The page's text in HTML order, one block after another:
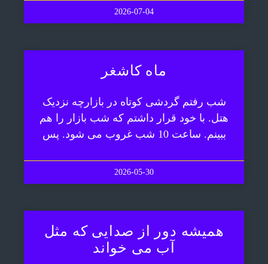
2026-07-04
ماه کاشغر
شب رفتم گردشی کوتاه در بازارچه نزدیک
هتل. با خود قرار داشتم که شب بازار را هم
ببینم. ساعت 10 شب غروب می شود. پس
2026-05-30
همیشه دور از صدایی که مثل
آب می خواند